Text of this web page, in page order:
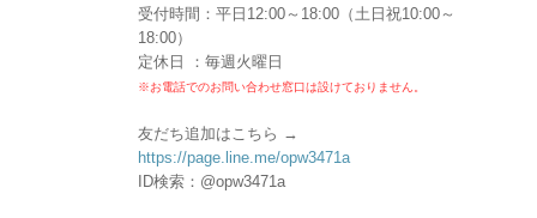
受付時間：平日12:00～18:00（土日祝10:00～
18:00）
定休日 ：毎週火曜日
※お電話でのお問い合わせ窓口は設けておりません。
友だち追加はこちら →
https://page.line.me/opw3471a
ID検索：@opw3471a